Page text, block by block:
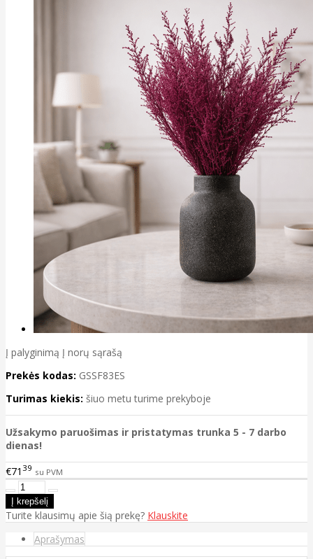
Į palyginimą Į norų sąrašą
Prekės kodas: GSSF83ES
Turimas kiekis: šiuo metu turime prekyboje
Užsakymo paruošimas ir pristatymas trunka 5 - 7 darbo
dienas!
€71 39 su PVM
Turite klausimų apie šią prekę? Klauskite
Aprašymas